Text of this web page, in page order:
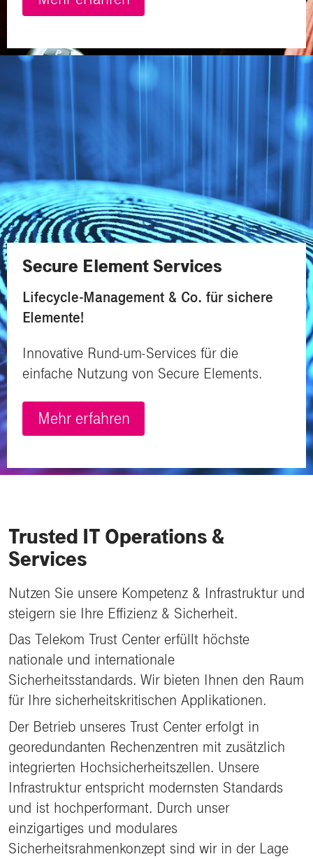
Secure Element Services
Lifecycle-Management & Co. für sichere
Elemente!
Innovative Rund-um-Services für die
einfache Nutzung von Secure Elements.
Mehr erfahren
Trusted IT Operations &
Services
Nutzen Sie unsere Kompetenz & Infrastruktur und
steigern sie Ihre Effizienz & Sicherheit.
Das Telekom Trust Center erfüllt höchste
nationale und internationale
Sicherheitsstandards. Wir bieten Ihnen den Raum
für Ihre sicherheitskritischen Applikationen.
Der Betrieb unseres Trust Center erfolgt in
georedundanten Rechenzentren mit zusätzlich
integrierten Hochsicherheitszellen. Unsere
Infrastruktur entspricht modernsten Standards
und ist hochperformant. Durch unser
einzigartiges und modulares
Sicherheitsrahmenkonzept sind wir in der Lage